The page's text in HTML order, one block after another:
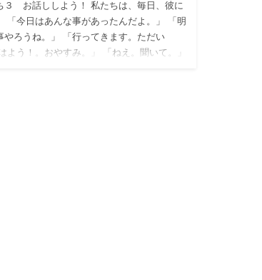
３ お話ししよう！ 私たちは、毎日、彼に
「今日はあんな事があったんだよ。」 「明
やろうね。」 「行ってきます。ただい
よう！。おやすみ。」 「ねえ。聞いて。」